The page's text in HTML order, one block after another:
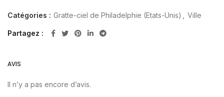
Catégories : Gratte-ciel de Philadelphie (Etats-Unis) Ville
Partagez
AVIS
Il n’y a pas encore d’avis.